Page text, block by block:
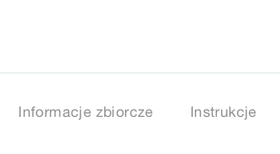
Informacje zbiorcze Instrukcje